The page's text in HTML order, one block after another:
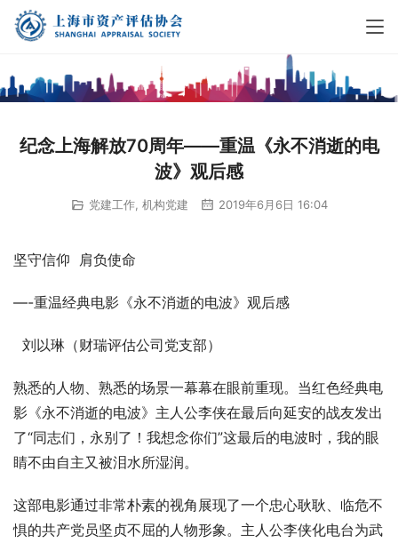
纪念上海解放70周年——重温《永不消逝的电
波》观后感
党建工作, 机构党建 2019年6月6日 16:04
坚守信仰  肩负使命
—-重温经典电影《永不消逝的电波》观后感
刘以琳（财瑞评估公司党支部）
熟悉的人物、熟悉的场景一幕幕在眼前重现。当红色经典电
影《永不消逝的电波》主人公李侠在最后向延安的战友发出
了“同志们，永别了！我想念你们”这最后的电波时，我的眼
睛不由自主又被泪水所湿润。
这部电影通过非常朴素的视角展现了一个忠心耿耿、临危不
惧的共产党员坚贞不屈的人物形象。主人公李侠化电台为武